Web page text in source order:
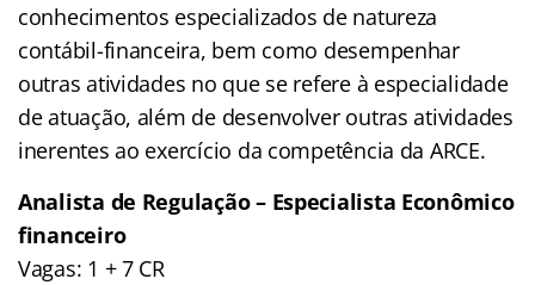
conhecimentos especializados de natureza
contábil-financeira, bem como desempenhar
outras atividades no que se refere à especialidade
de atuação, além de desenvolver outras atividades
inerentes ao exercício da competência da ARCE.
Analista de Regulação – Especialista Econômico
financeiro
Vagas: 1 + 7 CR